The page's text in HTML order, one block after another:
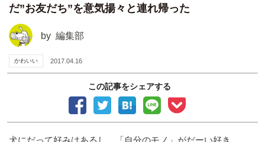
だ”お友だち”を意気揚々と連れ帰った
by 編集部
かわいい 2017.04.16
この記事をシェアする
犬にだって好みはあるし、「自分のモノ」がだーい好き。